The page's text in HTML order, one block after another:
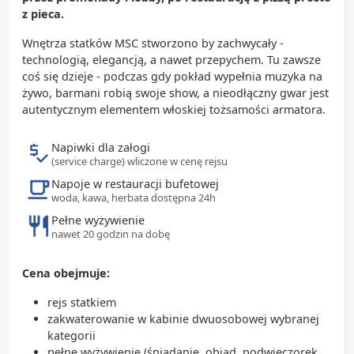
- najciekawsze budynki w mieście: katedra St. Louis,
neoklasycystyczny sąd - Palais de Justice
- ogród botaniczny - Jardin de Balata
- rajskie plaże na południu wyspy w Le Diamant i w
Sainte-Anne
- Martynika nazywana jest Mandina czyli „wyspa
kwiatów”
- wyspa słynie z rumu, który produkowany jest z
trzciny cukrowej
- będąc na Martynice trzeba koniecznie spróbować
langusty
z pieca.
Wnętrza statków MSC stworzono by zachwycały -
technologią, elegancją, a nawet przepychem. Tu zawsze
coś się dzieje - podczas gdy pokład wypełnia muzyka na
żywo, barmani robią swoje show, a nieodłączny gwar jest
autentycznym elementem włoskiej tożsamości armatora.
Napiwki dla załogi
(service charge) wliczone w cenę rejsu
Napoje w restauracji bufetowej
woda, kawa, herbata dostępna 24h
Pełne wyżywienie
nawet 20 godzin na dobę
Cena obejmuje:
rejs statkiem
zakwaterowanie w kabinie dwuosobowej wybranej
kategorii